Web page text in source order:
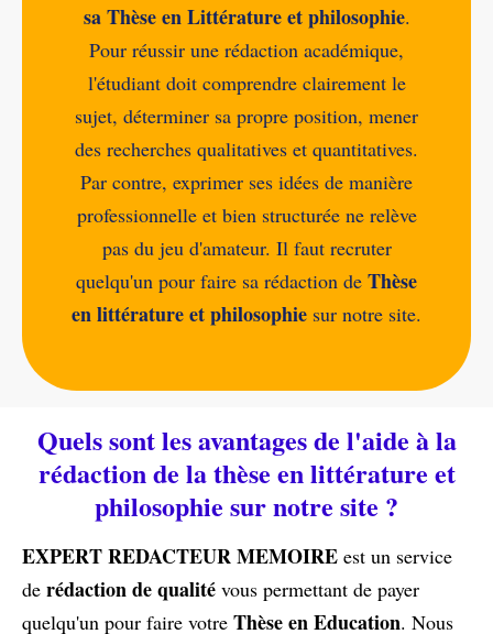
sa Thèse en Littérature et philosophie.
Pour réussir une rédaction académique,
l'étudiant doit comprendre clairement le
sujet, déterminer sa propre position, mener
des recherches qualitatives et quantitatives.
Par contre, exprimer ses idées de manière
professionnelle et bien structurée ne relève
pas du jeu d'amateur. Il faut recruter
quelqu'un pour faire sa rédaction de Thèse
en littérature et philosophie sur notre site.
Quels sont les avantages de l'aide à la
rédaction de la thèse en littérature et
philosophie sur notre site ?
EXPERT REDACTEUR MEMOIRE est un service
de rédaction de qualité vous permettant de payer
quelqu'un pour faire votre Thèse en Education. Nous